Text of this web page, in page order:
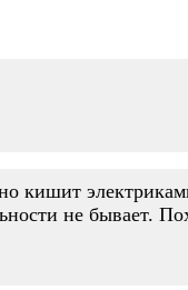
кишит
не бывает.